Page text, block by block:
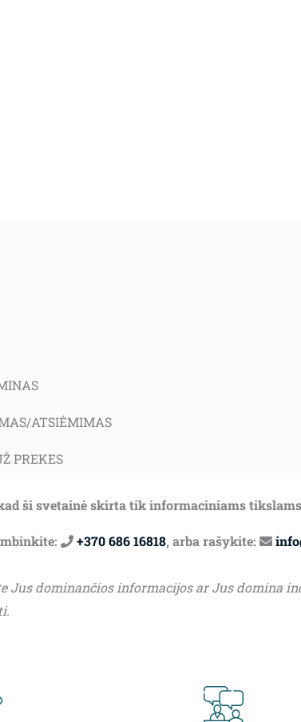
ATSIĖMIMAS
PREKES
ši svetainė skirta tik informaciniams
+370 686 16818, arba rašykite:
Jus dominančios informacijos ar Jus domina